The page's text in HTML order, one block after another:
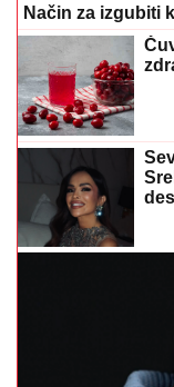
Način za izgubiti